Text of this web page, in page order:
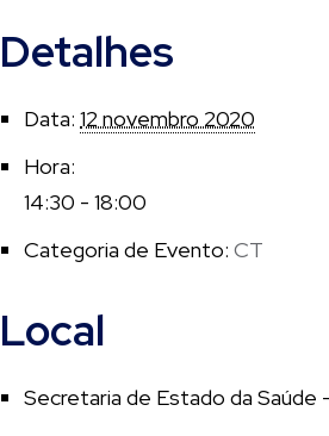
Detalhes
Data: 12 novembro 2020
Hora:
14:30 - 18:00
Categoria de Evento: CT
Local
Secretaria de Estado da Saúde